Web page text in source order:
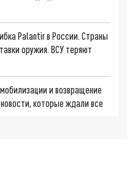
Palantir в России. Страны
оружия. ВСУ теряют
и возвращение
которые ждали все